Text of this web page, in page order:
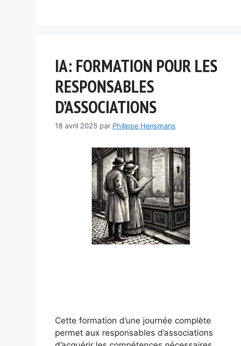
IA: FORMATION POUR LES
RESPONSABLES
D’ASSOCIATIONS
18 avril 2025 par Philippe Hensmans
Cette formation d’une journée complète
permet aux responsables d’associations